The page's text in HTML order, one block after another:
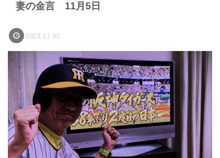
妻の金言 11月5日
2023.11.05